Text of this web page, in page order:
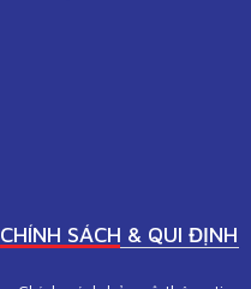
CHÍNH SÁCH & QUI ĐỊNH